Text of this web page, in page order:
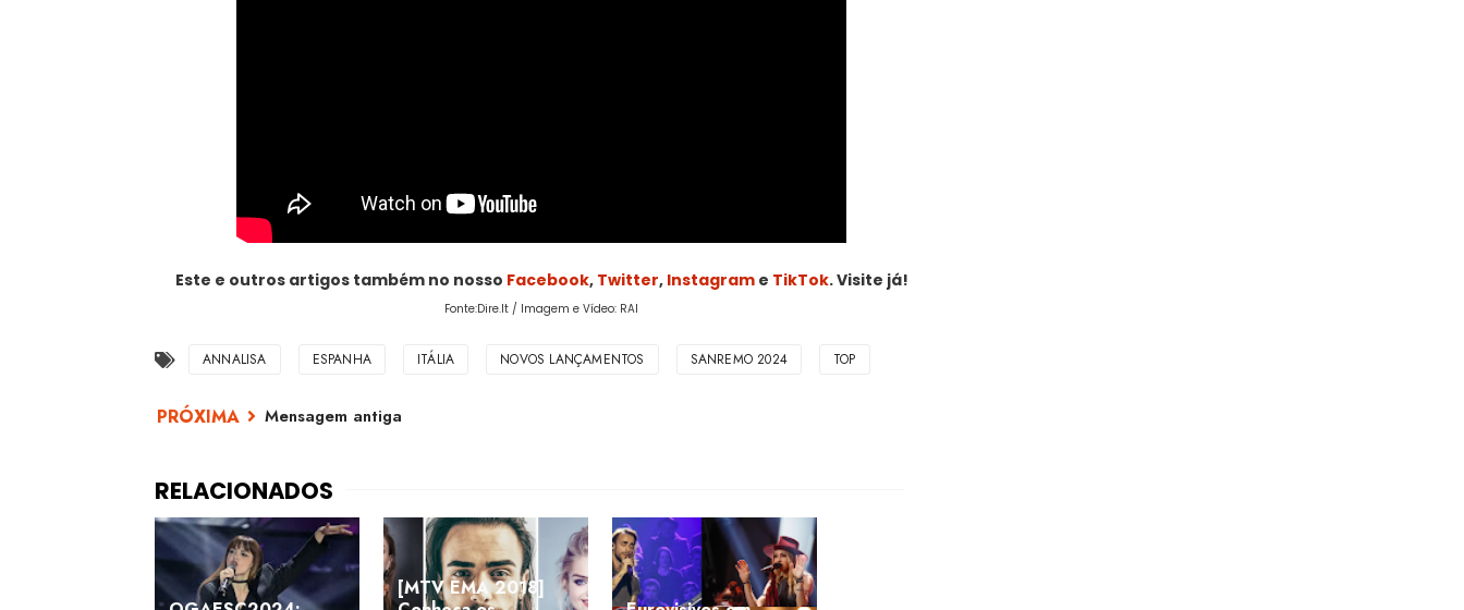
Este e outros artigos também no nosso Facebook, Twitter, Instagrame TikTok. Visite já!
Fonte:Dire.It / Imagem e Vídeo: RAI
ANNALISA ESPANHA ITÁLIA NOVOS LANÇAMENTOS SANREMO 2024 TOP
Mensagem antiga
[MTV EMA 2018]